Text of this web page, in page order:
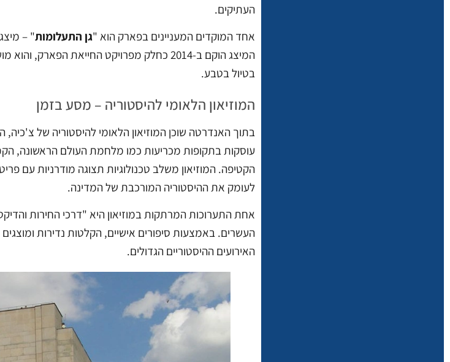
העתיקים.
אחד המוקדים המעניינים בפארק הוא "גן התעלומות" –
המיצג הוקם ב-2014 כחלק מפרויקט החייאת
בטיול בטבע.
המוזיאון הלאומי להיסטוריה – מסע בזמן
עוסקות בתקופות מכריעות כמו מלחמת העולם הראשונה,
הקטיפה. המוזיאון משלב טכנולוגיות תצוגה מודרניות עם
לעומק את ההיסטוריה המורכבת של המדינה.
אחת התערוכות המרתקות במוזיאון היא "דרכי החירות
העשרים. באמצעות סיפורים אישיים, הקלטות נדירות
האירועים ההיסטוריים הגדולים.